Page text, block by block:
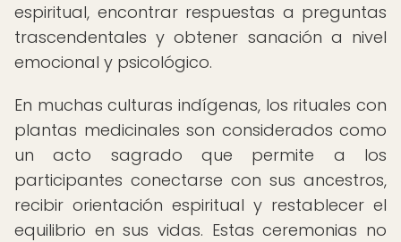
espiritual, encontrar respuestas a preguntas
trascendentales y obtener sanación a nivel
emocional y psicológico.
En muchas culturas indígenas, los rituales con
plantas medicinales son considerados como
un acto sagrado que permite a los
participantes conectarse con sus ancestros,
recibir orientación espiritual y restablecer el
equilibrio en sus vidas. Estas ceremonias no